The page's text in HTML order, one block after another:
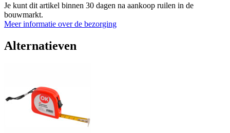
Je kunt dit artikel binnen 30 dagen na aankoop ruilen in de
bouwmarkt.
Meer informatie over de bezorging
Alternatieven